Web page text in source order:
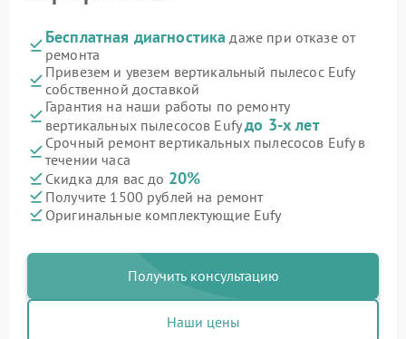
Бесплатная диагностика даже при отказе от
ремонта
Привезем и увезем вертикальный пылесос Eufy
собственной доставкой
Гарантия на наши работы по ремонту
вертикальных пылесосов Eufyдо 3-х лет
Срочный ремонт вертикальных пылесосов Eufy в
течении часа
Скидка для вас до 20%
Получите 1500 рублей на ремонт
Оригинальные комплектующие Eufy
Получить консультацию
Наши цены